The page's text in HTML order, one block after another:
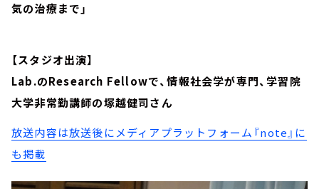
気の治療まで」
【スタジオ出演】
Lab.のResearch Fellowで、情報社会学が専門、学習院
大学非常勤講師の塚越健司さん
放送内容は放送後にメディアプラットフォーム『note』に
も掲載